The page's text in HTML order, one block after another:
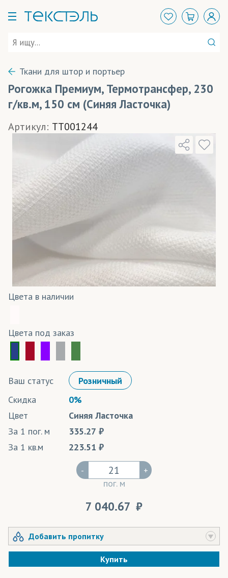
Ткани для штор и портьер
Рогожка Премиум, Термотрансфер, 230
г/кв.м, 150 см (Синяя Ласточка)
Артикул: TT001244
Цвета в наличии
Цвета под заказ
Ваш статус
Розничный
Скидка
0%
Цвет
Синяя Ласточка
За 1 пог. м
335.27
За 1 кв.м
223.51
-
пог. м
+
7 040.67
Добавить пропитку
Купить